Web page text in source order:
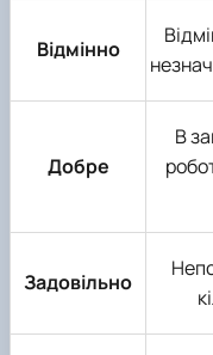
Відмінно
Добре
В
Задовільно